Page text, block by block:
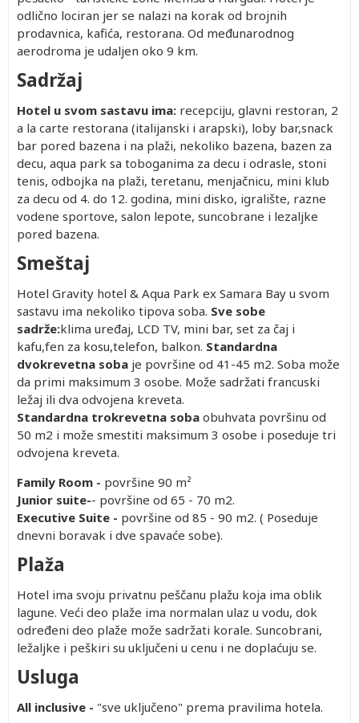
odlično lociran jer se nalazi na korak od brojnih
prodavnica, kafića, restorana. Od međunarodnog
aerodroma je udaljen oko 9 km.
Sadržaj
Hotel u svom sastavu ima: recepciju, glavni restoran, 2
a la carte restorana (italijanski i arapski), loby bar,snack
bar pored bazena i na plaži, nekoliko bazena, bazen za
decu, aqua park sa toboganima za decu i odrasle, stoni
tenis, odbojka na plaži, teretanu, menjačnicu, mini klub
za decu od 4. do 12. godina, mini disko, igralište, razne
vodene sportove, salon lepote, suncobrane i lezaljke
pored bazena.
Smeštaj
Hotel Gravity hotel & Aqua Park ex Samara Bay u svom
sastavu ima nekoliko tipova soba. Sve sobe
sadrže:klima uređaj, LCD TV, mini bar, set za čaj i
kafu,fen za kosu,telefon, balkon. Standardna
dvokrevetna soba je površine od 41-45 m2. Soba može
da primi maksimum 3 osobe. Može sadržati francuski
ležaj ili dva odvojena kreveta.
Standardna trokrevetna soba obuhvata površinu od
50 m2 i može smestiti maksimum 3 osobe i poseduje tri
odvojena kreveta.
Family Room - površine 90 m²
Junior suite-- površine od 65 - 70 m2.
Executive Suite - površine od 85 - 90 m2. ( Poseduje
dnevni boravak i dve spavaće sobe).
Plaža
Hotel ima svoju privatnu peščanu plažu koja ima oblik
lagune. Veći deo plaže ima normalan ulaz u vodu, dok
određeni deo plaže može sadržati korale. Suncobrani,
ležaljke i peškiri su uključeni u cenu i ne doplaćuju se.
Usluga
All inclusive - "sve uključeno" prema pravilima hotela.